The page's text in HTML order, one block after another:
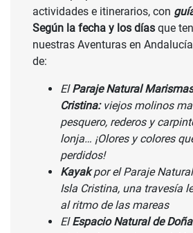
actividades e itinerarios, con
Según la fecha y los días que
nuestras Aventuras en
de:
ElParaje Natural
Cristina:viejos molinos
pesquero, rederos y
lonja… ¡Olores y colores
perdidos!
Kayakpor el Paraje
Isla Cristina, una travesía
al ritmo de las mareas
​ElEspacio Natural de